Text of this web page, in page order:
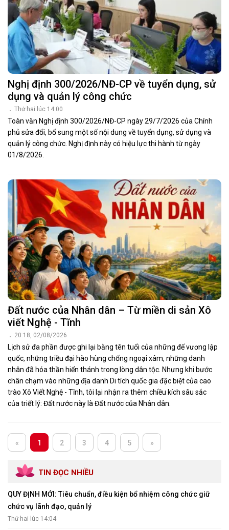
Nghị định 300/2026/NĐ-CP về tuyển dụng, sử
dụng và quản lý công chức
Thứ hai lúc 14:00
Toàn văn Nghị định 300/2026/NĐ-CP ngày 29/7/2026 của Chính
phủ sửa đổi, bổ sung một số nội dung về tuyển dụng, sử dụng và
quản lý công chức. Nghị định này có hiệu lực thi hành từ ngày
01/8/2026.
Đất nước của Nhân dân – Từ miền di sản Xô
viết Nghệ - Tĩnh
20:18, 02/08/2026
Lịch sử đa phần được ghi lại bằng tên tuổi của những đế vương lập
quốc, những triều đại hào hùng chống ngoại xâm, những danh
nhân đã hóa thần hiển thánh trong lòng dân tộc. Nhưng khi bước
chân chạm vào những địa danh Di tích quốc gia đặc biệt của cao
trào Xô Viết Nghệ - Tĩnh, tôi lại nhận ra thêm chiều kích sâu sắc
của triết lý: Đất nước này là Đất nước của Nhân dân.
« 1 2 3 4 5 »
TIN ĐỌC NHIỀU
QUY ĐỊNH MỚI: Tiêu chuẩn, điều kiện bổ nhiệm công chức giữ
chức vụ lãnh đạo, quản lý
Thứ hai lúc 14:04